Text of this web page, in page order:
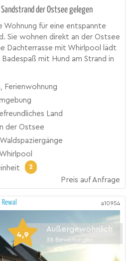
der Ostsee gelegen
Wohnung für eine entspannte
Sie wohnen direkt an der Ostsee
Dachterrasse mit Whirlpool lädt
mit Hund am Strand in
Ferienwohnung
Land
der Ostsee
2
Preis auf Anfrage
Rewal a10954
4,9
Außergewöhnlich
38 Bewertungen